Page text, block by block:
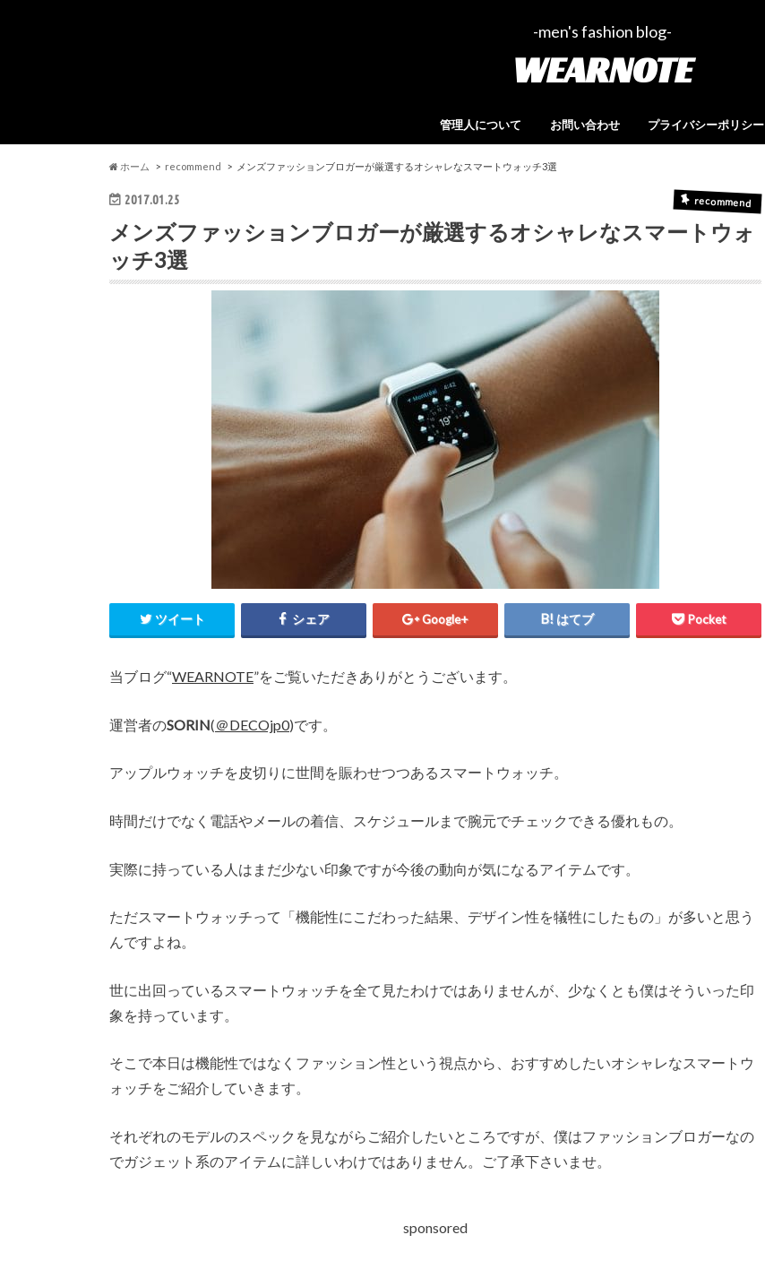
-men's fashion blog-
WEARNOTE
管理人について お問い合わせ プライバシーポリシー
ホーム recommend メンズファッションブロガーが厳選するオシャレなスマートウォッチ3選
2017.01.25 recommend
メンズファッションブロガーが厳選するオシャレなスマートウォ
ッチ3選
ツイート シェア Google+ はてブ Pocket
当ブログ“WEARNOTE”をご覧いただきありがとうございます。
運営者のSORIN(＠DECOjp0)です。
アップルウォッチを皮切りに世間を賑わせつつあるスマートウォッチ。
時間だけでなく電話やメールの着信、スケジュールまで腕元でチェックできる優れもの。
実際に持っている人はまだ少ない印象ですが今後の動向が気になるアイテムです。
ただスマートウォッチって「機能性にこだわった結果、デザイン性を犠牲にしたもの」が多いと思う
んですよね。
世に出回っているスマートウォッチを全て見たわけではありませんが、少なくとも僕はそういった印
象を持っています。
そこで本日は機能性ではなくファッション性という視点から、おすすめしたいオシャレなスマートウ
ォッチをご紹介していきます。
それぞれのモデルのスペックを見ながらご紹介したいところですが、僕はファッションブロガーなの
でガジェット系のアイテムに詳しいわけではありません。ご了承下さいませ。
sponsored